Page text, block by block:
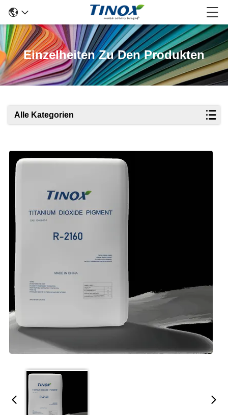
Einzelheiten Zu Den Produkten
Alle Kategorien